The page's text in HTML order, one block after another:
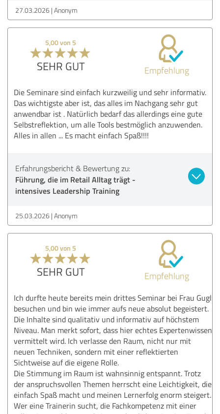
27.03.2026 Anonym
5,00 von 5
SEHR GUT Empfehlung
Die Seminare sind einfach kurzweilig und sehr informativ.
Das wichtigste aber ist, das alles im Nachgang sehr gut
anwendbar ist . Natürlich bedarf das allerdings eine gute
Selbstreflektion, um alle Tools bestmöglich anzuwenden.
Alles in allen ... Es macht einfach Spaß!!!!
Erfahrungsbericht & Bewertung zu:
Führung, die im Retail Alltag trägt -
intensives Leadership Training
25.03.2026 Anonym
5,00 von 5
SEHR GUT Empfehlung
Ich durfte heute bereits mein drittes Seminar bei Frau Gugl
besuchen und bin wie immer aufs neue absolut begeistert.
Die Inhalte sind qualitativ und informativ auf höchstem
Niveau. Man merkt sofort, dass hier echtes Expertenwissen
vermittelt wird. Ich verlasse den Raum, nicht nur mit
neuen Techniken, sondern mit einer reflektierten
Sichtweise auf die eigene Rolle.
Die Stimmung im Raum ist wahnsinnig entspannt. Trotz
der anspruchsvollen Themen herrscht eine Leichtigkeit, die
einfach Spaß macht und meinen Lernerfolg enorm steigert.
Wer eine Trainerin sucht, die Fachkompetenz mit einer